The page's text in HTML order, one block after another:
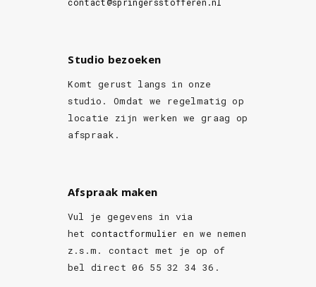
Studio bezoeken
Komt gerust langs in onze
studio. Omdat we regelmatig op
locatie zijn werken we graag op
afspraak.
Afspraak maken
Vul je gegevens in via
het contactformulier en we nemen
z.s.m. contact met je op of
bel direct 06 55 32 34 36.